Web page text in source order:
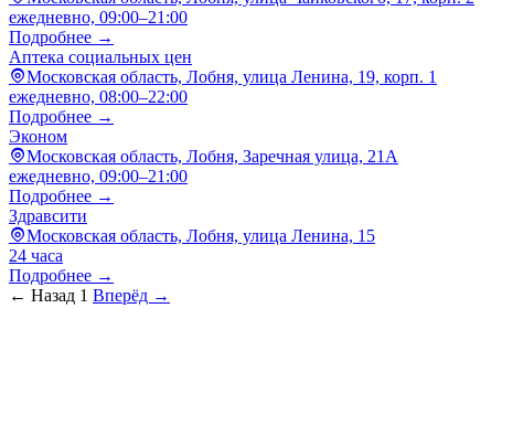
ежедневно, 09:00–21:00
Подробнее →
Аптека социальных цен
Московская область, Лобня, улица Ленина, 19, корп. 1
ежедневно, 08:00–22:00
Подробнее →
Эконом
Московская область, Лобня, Заречная улица, 21А
ежедневно, 09:00–21:00
Подробнее →
Здравсити
Московская область, Лобня, улица Ленина, 15
24 часа
Подробнее →
← Назад 1 Вперёд →